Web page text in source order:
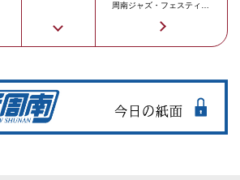
周南ジャズ・フェスティバ